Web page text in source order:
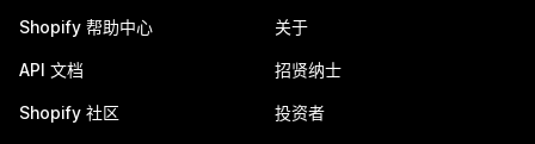
Shopify 帮助中心
API 文档
Shopify 社区
关于
招贤纳士
投资者